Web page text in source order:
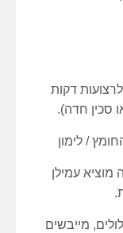
דקות
סכין חדה).
/ לימון
מוציא עמילן
מייבשים